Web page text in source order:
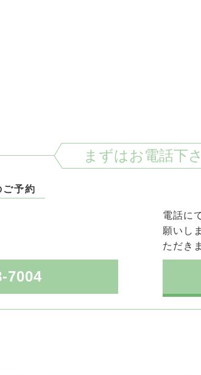
まずはお電話下
予約
7004
電話に
願いし
ただき